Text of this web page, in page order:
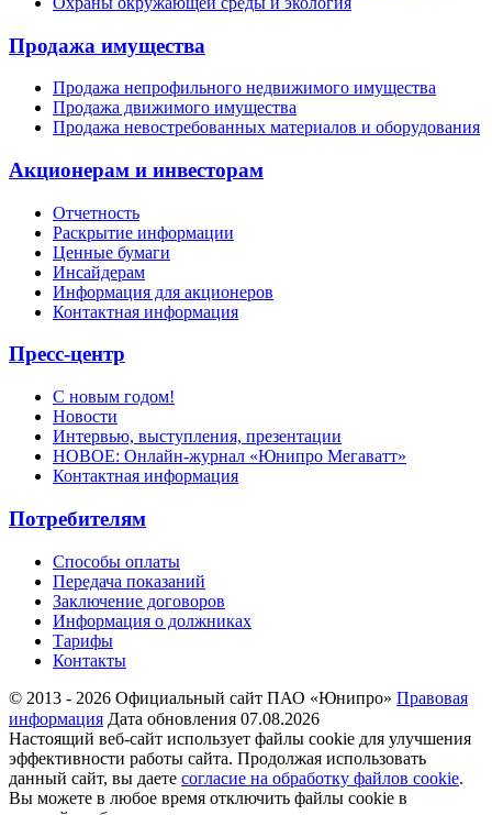
Продажа имущества
Продажа непрофильного недвижимого имущества
Продажа движимого имущества
Продажа невостребованных материалов и оборудования
Акционерам и инвесторам
Отчетность
Раскрытие информации
Ценные бумаги
Инсайдерам
Информация для акционеров
Контактная информация
Пресс-центр
С новым годом!
Новости
Интервью, выступления, презентации
НОВОЕ: Онлайн-журнал «Юнипро Мегаватт»
Контактная информация
Потребителям
Способы оплаты
Передача показаний
Заключение договоров
Информация о должниках
Тарифы
Контакты
© 2013 - 2026 Официальный сайт ПАО «Юнипро» Правовая
информация Дата обновления 07.08.2026
Настоящий веб-сайт использует файлы cookie для улучшения
эффективности работы сайта. Продолжая использовать
данный сайт, вы даете согласие на обработку файлов cookie.
Вы можете в любое время отключить файлы cookie в